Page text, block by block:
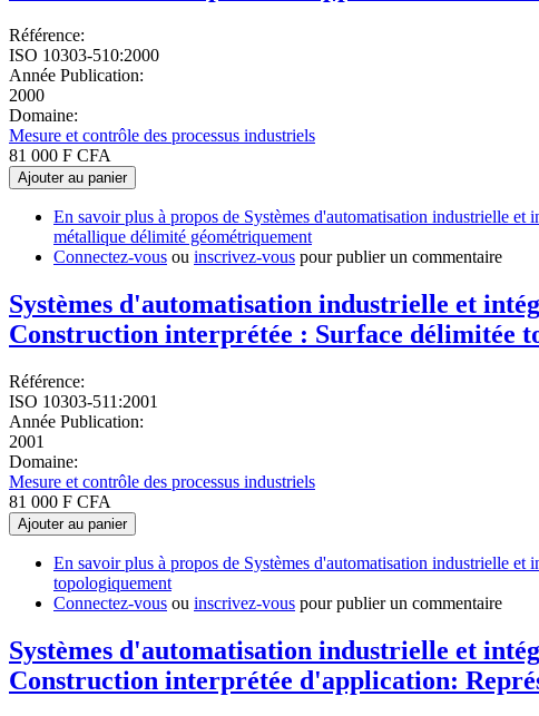
Référence:
ISO 10303-510:2000
Année Publication:
2000
Domaine:
Mesure et contrôle des processus industriels
81 000 F CFA
Ajouter au panier
En savoir plus à propos de Systèmes d'automatisation industrielle
métallique délimité géométriquement
Connectez-vous ou inscrivez-vous pour publier un commentaire
Systèmes d'automatisation industrielle et
Construction interprétée : Surface délimitée
Référence:
ISO 10303-511:2001
Année Publication:
2001
Domaine:
Mesure et contrôle des processus industriels
81 000 F CFA
Ajouter au panier
En savoir plus à propos de Systèmes d'automatisation industrielle
topologiquement
Connectez-vous ou inscrivez-vous pour publier un commentaire
Systèmes d'automatisation industrielle et
Construction interprétée d'application: